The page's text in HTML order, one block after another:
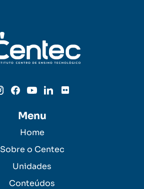
Menu
Home
Sobre o Centec
Unidades
Conteúdos